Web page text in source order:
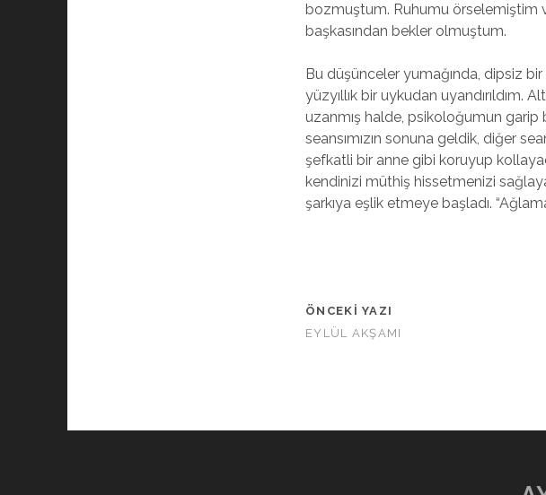
bozmuştum. Ruhumu örselemiştim
başkasından bekler olmuştum.
Bu düşünceler yumağında, dipsiz
yüzyıllık bir uykudan
uzanmış halde, psikoloğumun garip
seansımızın sonuna geldik, diğer
şefkatli bir anne gibi koruyup
kendinizi müthiş hissetmenizi
şarkıya eşlik etmeye başladı.
ÖNCEKI YAZI
EYLÜL AKŞAMI